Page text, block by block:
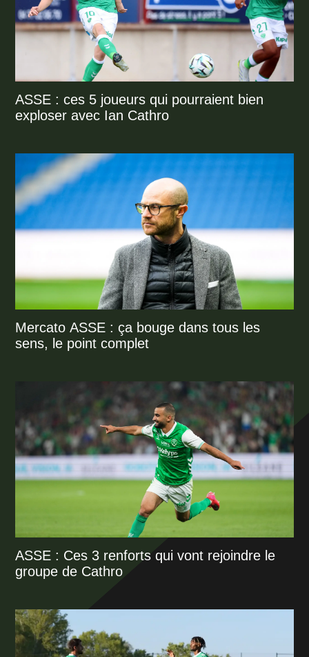
ASSE : ces 5 joueurs qui pourraient bien
exploser avec Ian Cathro
Mercato ASSE : ça bouge dans tous les
sens, le point complet
ASSE : Ces 3 renforts qui vont rejoindre le
groupe de Cathro